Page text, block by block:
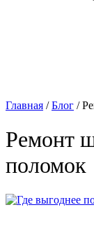
Главная /Блог /
Ремонт
поломок